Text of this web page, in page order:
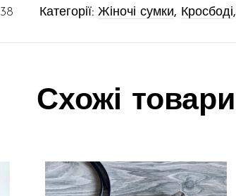
Категорії: Жіночі сумки, Кросбоді,
Схожі товари